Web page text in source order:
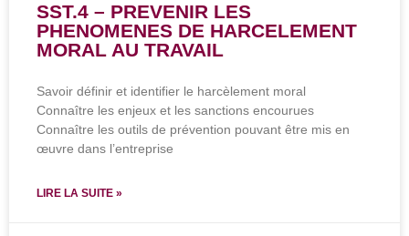
SST.4 – PREVENIR LES
PHENOMENES DE HARCELEMENT
MORAL AU TRAVAIL
Savoir définir et identifier le harcèlement moral
Connaître les enjeux et les sanctions encourues
Connaître les outils de prévention pouvant être mis en
œuvre dans l’entreprise
LIRE LA SUITE »